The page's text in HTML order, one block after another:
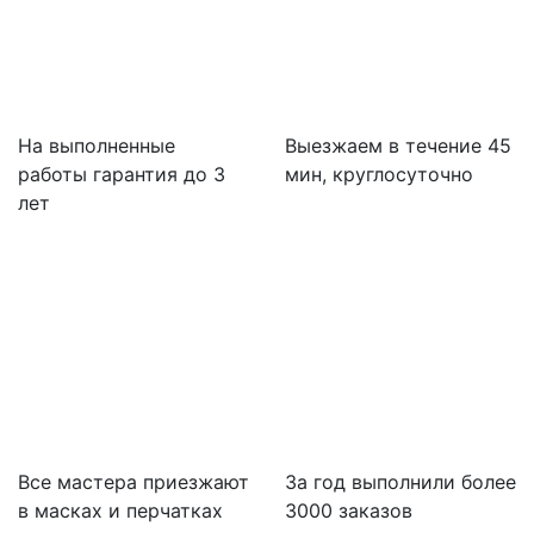
На выполненные
работы гарантия до 3
лет
Выезжаем в течение 45
мин, круглосуточно
Все мастера приезжают
в масках и перчатках
За год выполнили более
3000 заказов